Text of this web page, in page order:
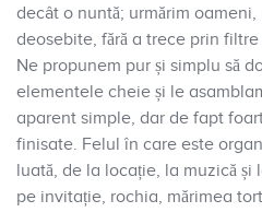
decât o nuntă; urmărim
deosebite, fără a trece prin
Ne propunem pur și simplu să
elementele cheie și le
aparent simple, dar de fapt
finisate. Felul în care este
luată, de la locație, la muzică
pe invitație, rochia, mărimea